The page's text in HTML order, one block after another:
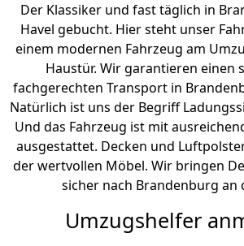
Der Klassiker und fast täglich in
Havel gebucht. Hier steht unser
einem modernen Fahrzeug am
Haustür. Wir garantieren einen
fachgerechten Transport in
Natürlich ist uns der Begriff
Und das Fahrzeug ist mit
ausgestattet. Decken und
der wertvollen Möbel. Wir bringen
sicher nach Brandenburg an
Umzugshelfer